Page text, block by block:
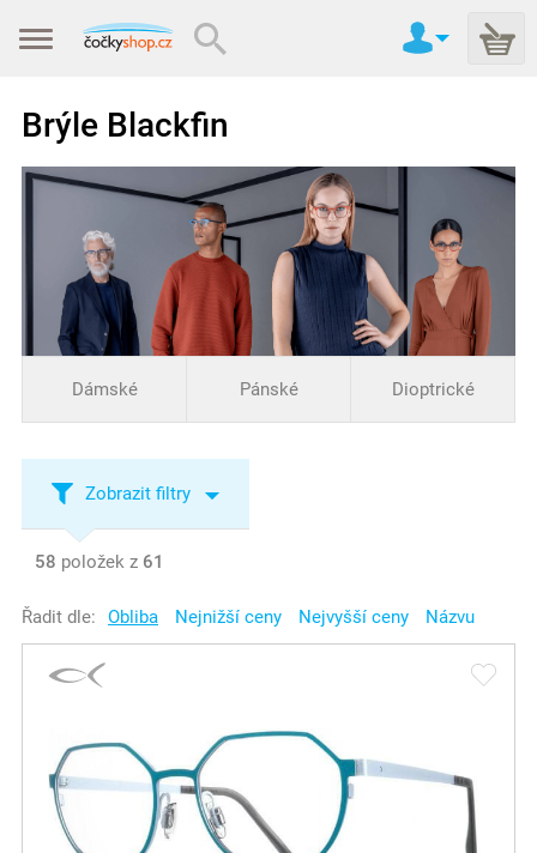
Brýle Blackfin
Dámské Pánské Dioptrické
Zobrazit filtry
58 položek z 61
Řadit dle: Obliba Nejnižší ceny Nejvyšší ceny Názvu